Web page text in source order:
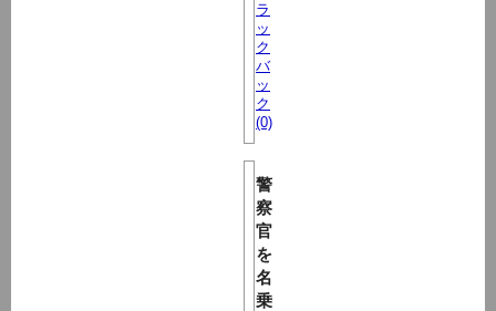
ラ
ッ
ク
バ
ッ
ク
(0)
警
察
官
を
名
乗